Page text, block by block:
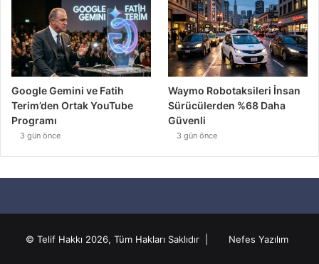
Google Gemini ve Fatih
Terim’den Ortak YouTube
Programı
3 gün önce
Waymo Robotaksileri İnsan
Sürücülerden %68 Daha
Güvenli
3 gün önce
© Telif Hakkı 2026, Tüm Hakları Saklıdır | Nefes Yazılım